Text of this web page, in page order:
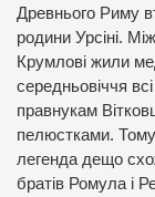
Древнього Риму
родини Урсіні.
Крумлові жили
середньовіччя
правнукам
пелюстками.
легенда дещо
братів Ромула і